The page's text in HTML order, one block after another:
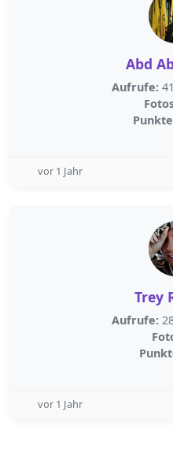
Abd
Aufrufe:
vor 1 Jahr
Trey
Aufrufe:
vor 1 Jahr